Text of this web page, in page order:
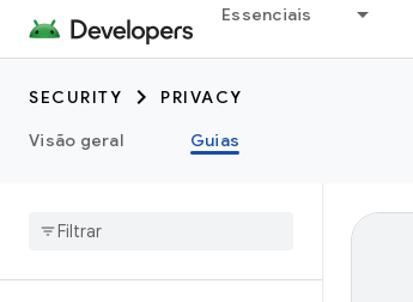
Essenciais
SECURITY
PRIVACY
Visão geral
Guias